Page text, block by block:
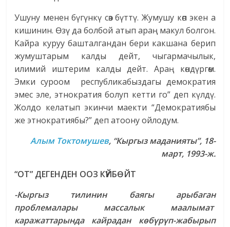
Ушуну менен бүгүнкү сөз бүттү. Жумушу көп экен а
кишинин. Өзү да болбой атып араң макул болгон.
Кайра куруу башталгандан бери какшана берип
жумуштарым калды дейт, чыгармачылык,
илимий иштерим калды дейт. Араң көндүргөм.
Эмки суроом республикабыздагы демократия
эмес эле, этнократия болуп кетти го” деп күлдү.
Жолдо келатып экинчи маекти “Демократиябы
же этнократиябы?” деп атоону ойлодум.
Алым Токтомушев, “Кыргыз маданияты”, 18-
март, 1993-ж.
“ОТ” ДЕГЕНДЕН ООЗ КҮЙБӨЙТ
-Кыргыз тилинин баягы арыбаган
проблемалары массалык маалымат
каражаттарында кайрадан көбүрүп-жабырып